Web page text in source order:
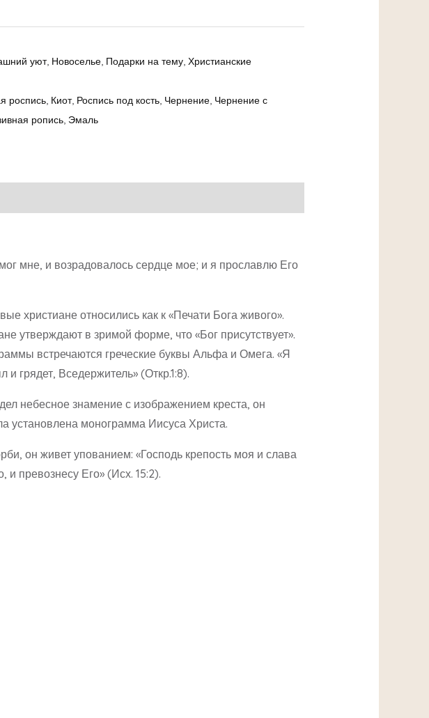
уют, Новоселье, Подарки на тему, Христианские
роспись, Киот, Роспись под кость, Чернение, Чернение с
ропись, Эмаль
мне, и возрадовалось сердце мое; и я прославлю Его
христиане относились как к «Печати Бога живого».
утверждают в зримой форме, что «Бог присутствует».
встречаются греческие буквы Альфа и Омега. «Я
грядет, Вседержитель» (Откр.1:8).
небесное знамение с изображением креста, он
установлена монограмма Иисуса Христа.
он живет упованием: «Господь крепость моя и слава
превознесу Его» (Исх. 15:2).